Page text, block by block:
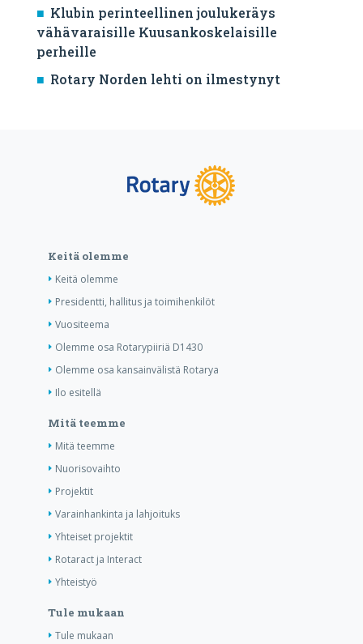
Klubin perinteellinen joulukeräys
vähävaraisille Kuusankoskelaisille
perheille
Rotary Norden lehti on ilmestynyt
Keitä olemme
Keitä olemme
Presidentti, hallitus ja toimihenkilöt
Vuositeema
Olemme osa Rotarypiiriä D1430
Olemme osa kansainvälistä Rotarya
Ilo esitellä
Mitä teemme
Mitä teemme
Nuorisovaihto
Projektit
Varainhankinta ja lahjoituks
Yhteiset projektit
Rotaract ja Interact
Yhteistyö
Tule mukaan
Tule mukaan